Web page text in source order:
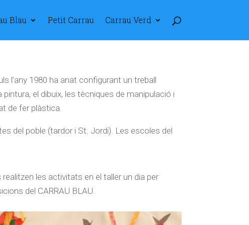
Blau Petit Carrau Carrau Verd
l’any 1980 ha anat configurant un treball
el dibuix, les tècniques de manipulació i
de fer plàstica.
del poble (tardor i St. Jordi). Les escoles del
les activitats en el taller un dia per
del CARRAU BLAU.